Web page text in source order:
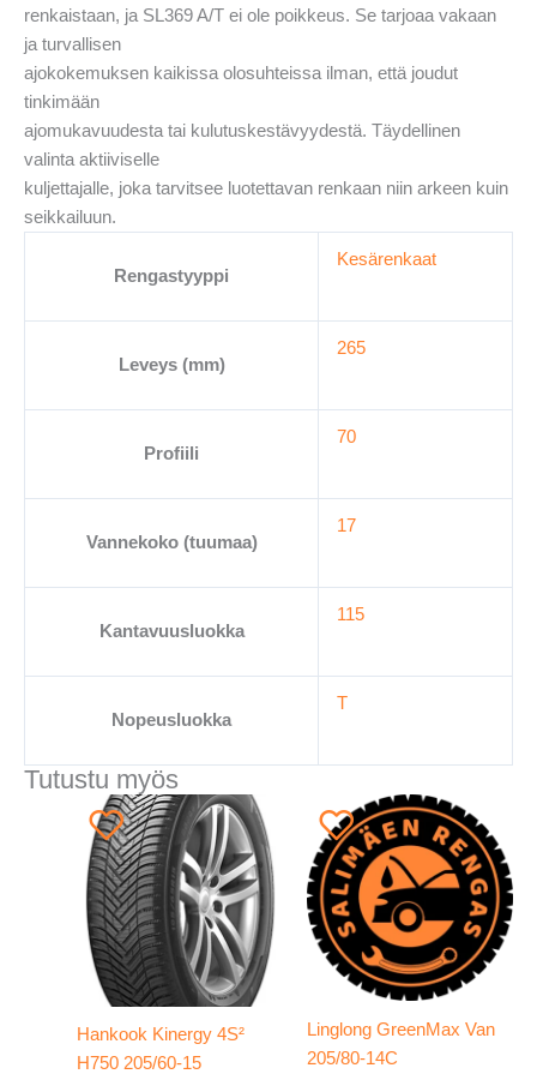
renkaistaan, ja SL369 A/T ei ole poikkeus. Se tarjoaa vakaan
ja turvallisen
ajokokemuksen kaikissa olosuhteissa ilman, että joudut
tinkimään
ajomukavuudesta tai kulutuskestävyydestä. Täydellinen
valinta aktiiviselle
kuljettajalle, joka tarvitsee luotettavan renkaan niin arkeen kuin
seikkailuun.
Rengastyyppi
Kesärenkaat
Leveys (mm)
265
Profiili
70
Vannekoko (tuumaa)
17
Kantavuusluokka
115
Nopeusluokka
T
Tutustu myös
Hankook Kinergy 4S²
H750 205/60-15
Linglong GreenMax Van
205/80-14C